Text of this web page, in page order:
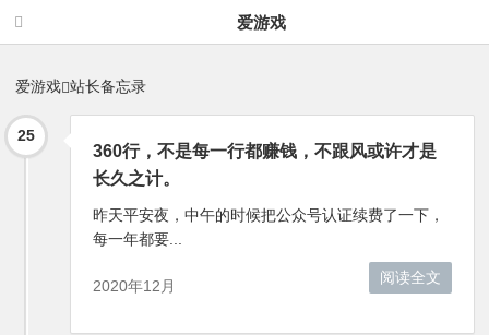
站长备忘录 -爱游戏 爱游戏
爱游戏 站长备忘录
25
360行，不是每一行都赚钱，不跟风或许才是
长久之计。
昨天平安夜，中午的时候把公众号认证续费了一下，
每一年都要...
阅读全文
2020年12月